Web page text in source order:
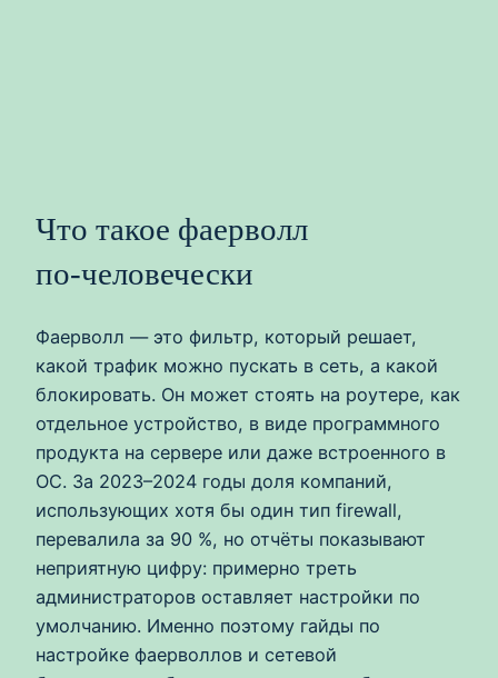
Что такое фаерволл
по‑человечески
Фаерволл — это фильтр, который решает,
какой трафик можно пускать в сеть, а какой
блокировать. Он может стоять на роутере, как
отдельное устройство, в виде программного
продукта на сервере или даже встроенного в
ОС. За 2023–2024 годы доля компаний,
использующих хотя бы один тип firewall,
перевалила за 90 %, но отчёты показывают
неприятную цифру: примерно треть
администраторов оставляет настройки по
умолчанию. Именно поэтому гайды по
настройке фаерволлов и сетевой